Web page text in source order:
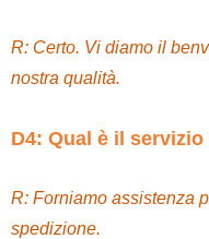
R: Certo. Vi diamo il
nostra qualità.
D4: Qual è il
R: Forniamo assistenza
spedizione.